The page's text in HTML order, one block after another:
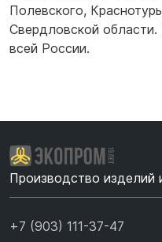
Полевского,
Свердловской области.
всей России.
Производство изделий
+7 (903) 111-37-47